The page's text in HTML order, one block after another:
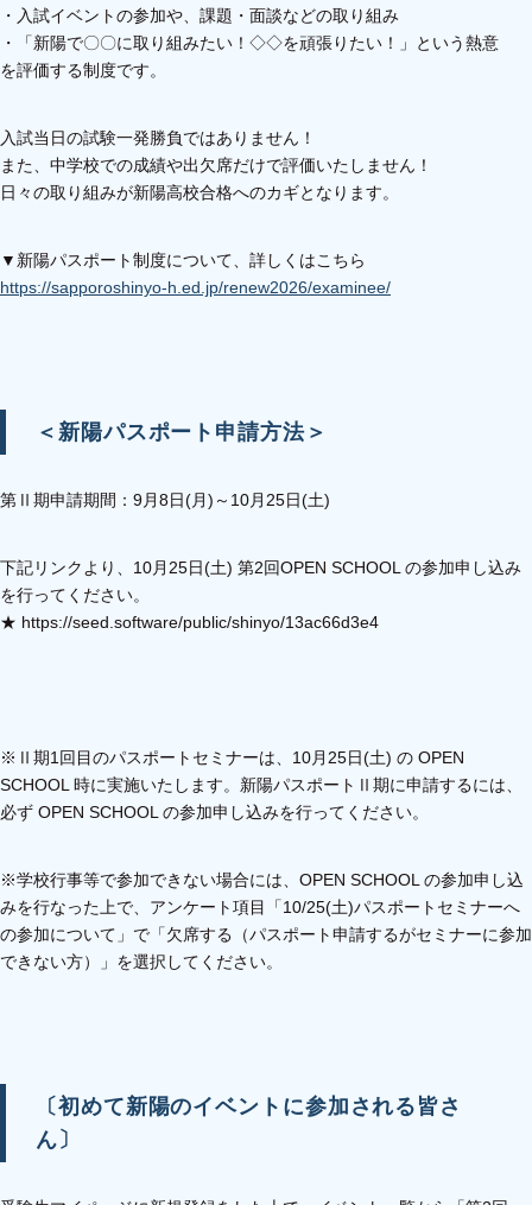
・入試イベントの参加や、課題・面談などの取り組み
・「新陽で〇〇に取り組みたい！◇◇を頑張りたい！」という熱意
を評価する制度です。
入試当日の試験一発勝負ではありません！
また、中学校での成績や出欠席だけで評価いたしません！
日々の取り組みが新陽高校合格へのカギとなります。
▼新陽パスポート制度について、詳しくはこちら
https://sapporoshinyo-h.ed.jp/renew2026/examinee/
＜新陽パスポート申請方法＞
第Ⅱ期申請期間：9月8日(月)～10月25日(土)
下記リンクより、10月25日(土) 第2回OPEN SCHOOL の参加申し込み
を行ってください。
★ https://seed.software/public/shinyo/13ac66d3e4
※Ⅱ期1回目のパスポートセミナーは、10月25日(土) の OPEN
SCHOOL 時に実施いたします。新陽パスポートⅡ期に申請するには、
必ず OPEN SCHOOL の参加申し込みを行ってください。
※学校行事等で参加できない場合には、OPEN SCHOOL の参加申し込
みを行なった上で、アンケート項目「10/25(土)パスポートセミナーへ
の参加について」で「欠席する（パスポート申請するがセミナーに参加
できない方）」を選択してください。
〔初めて新陽のイベントに参加される皆さ
ん〕